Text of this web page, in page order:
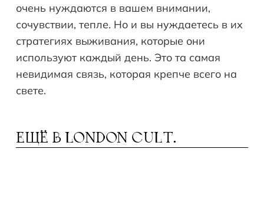
очень нуждаются в вашем внимании,
сочувствии, тепле. Но и вы нуждаетесь в их
стратегиях выживания, которые они
используют каждый день. Это та самая
невидимая связь, которая крепче всего на
свете.
ЕЩЁ В LONDON CULT.